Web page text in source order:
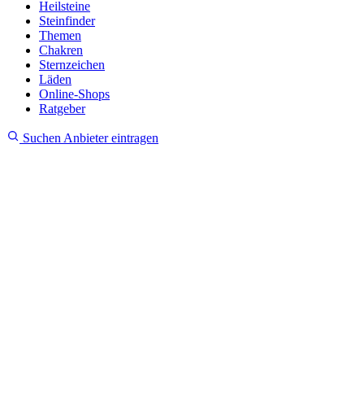
Heilsteine
Steinfinder
Themen
Chakren
Sternzeichen
Läden
Online-Shops
Ratgeber
Suchen Anbieter eintragen